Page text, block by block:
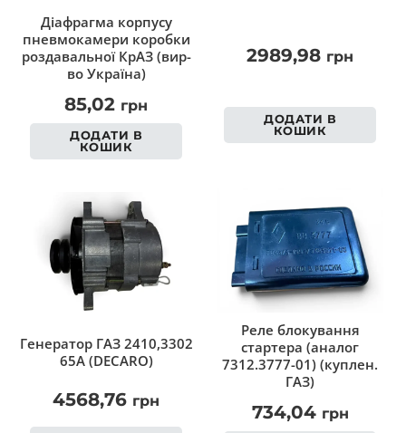
Діафрагма корпусу
пневмокамери коробки
роздавальної КрАЗ (вир-
во Україна)
85,02 грн
ДОДАТИ В
КОШИК
2989,98 грн
ДОДАТИ В
КОШИК
Генератор ГАЗ 2410,3302
65А (DECARO)
4568,76 грн
Реле блокування
стартера (аналог
7312.3777-01) (куплен.
ГАЗ)
734,04 грн